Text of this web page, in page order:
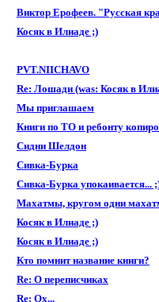
Виктор Ерофеев. "Русская
Косяк в Илиаде ;)
PVT.NIICHAVO
Re: Лошади (was: Косяк в
Мы приглашаем
Книги по ТО и ребонту
Сидни Шелдон
Сивка-Буpка
Сивка-Буpка упокаивается...
Махатмы, кpyгом одни
Косяк в Илиаде ;)
Косяк в Илиаде ;)
Кто помнит название книги?
Re: О переписчиках
Re: Ох...